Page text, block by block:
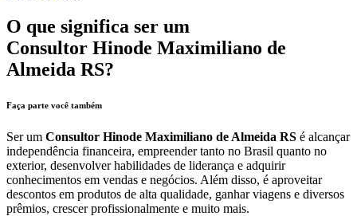
O que significa ser um
Consultor Hinode Maximiliano de
Almeida RS?
Faça parte você também
Ser um Consultor Hinode Maximiliano de Almeida RS é alcançar
independência financeira, empreender tanto no Brasil quanto no
exterior, desenvolver habilidades de liderança e adquirir
conhecimentos em vendas e negócios. Além disso, é aproveitar
descontos em produtos de alta qualidade, ganhar viagens e diversos
prêmios, crescer profissionalmente e muito mais.